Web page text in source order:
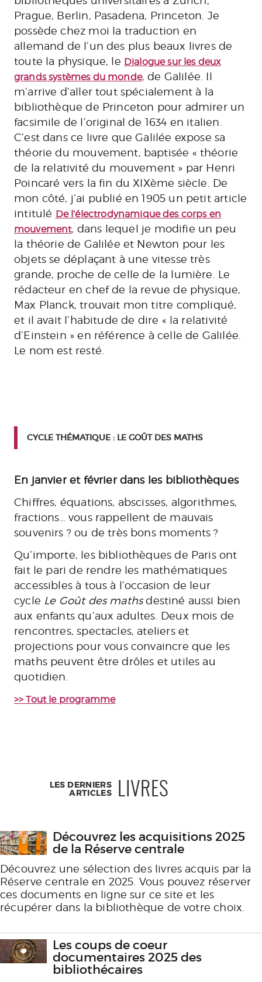
Prague, Berlin, Pasadena, Princeton. Je
possède chez moi la traduction en
allemand de l’un des plus beaux livres de
toute la physique, le Dialogue sur les deux
grands systèmes du monde, de Galilée. Il
m’arrive d’aller tout spécialement à la
bibliothèque de Princeton pour admirer un
facsimile de l’original de 1634 en italien.
C’est dans ce livre que Galilée expose sa
théorie du mouvement, baptisée « théorie
de la relativité du mouvement » par Henri
Poincaré vers la fin du XIXème siècle. De
mon côté, j’ai publié en 1905 un petit article
intitulé De l’électrodynamique des corps en
mouvement, dans lequel je modifie un peu
la théorie de Galilée et Newton pour les
objets se déplaçant à une vitesse très
grande, proche de celle de la lumière. Le
rédacteur en chef de la revue de physique,
Max Planck, trouvait mon titre compliqué,
et il avait l’habitude de dire « la relativité
d’Einstein » en référence à celle de Galilée.
Le nom est resté.
CYCLE THÉMATIQUE : LE GOÛT DES MATHS
En janvier et février dans les bibliothèques
Chiffres, équations, abscisses, algorithmes,
fractions… vous rappellent de mauvais
souvenirs ? ou de très bons moments ?
Qu’importe, les bibliothèques de Paris ont
fait le pari de rendre les mathématiques
accessibles à tous à l’occasion de leur
cycle Le Goût des mathsdestiné aussi bien
aux enfants qu’aux adultes. Deux mois de
rencontres, spectacles, ateliers et
projections pour vous convaincre que les
maths peuvent être drôles et utiles au
quotidien.
>> Tout le programme
LES DERNIERS
ARTICLES LIVRES
Découvrez les acquisitions 2025
de la Réserve centrale
Découvrez une sélection des livres acquis par la
Réserve centrale en 2025. Vous pouvez réserver
ces documents en ligne sur ce site et les
récupérer dans la bibliothèque de votre choix.
Les coups de coeur
documentaires 2025 des
bibliothécaires